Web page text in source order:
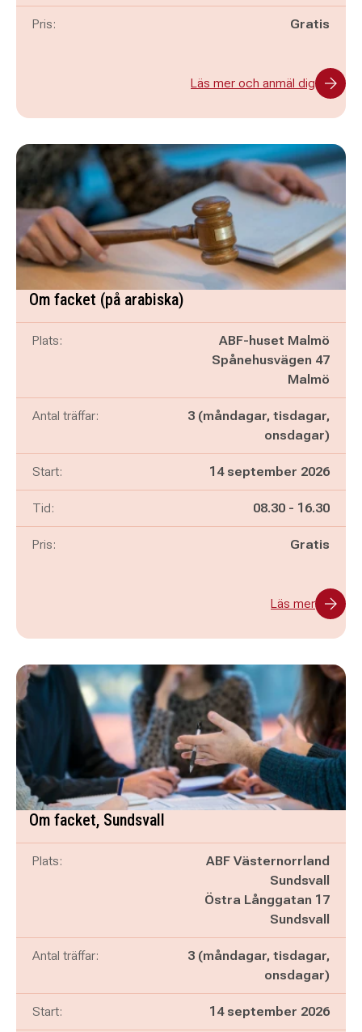
Pris: Gratis
Läs mer och anmäl dig
Om facket (på arabiska)
Plats:
ABF-huset Malmö
Spånehusvägen 47
Malmö
Antal träffar:
3 (måndagar, tisdagar,
onsdagar)
Start: 14 september 2026
Tid: Pågår mellan
08.30 - och
16.30
Pris: Gratis
Läs mer
Om facket, Sundsvall
Plats:
ABF Västernorrland
Sundsvall
Östra Långgatan 17
Sundsvall
Antal träffar:
3 (måndagar, tisdagar,
onsdagar)
Start: 14 september 2026